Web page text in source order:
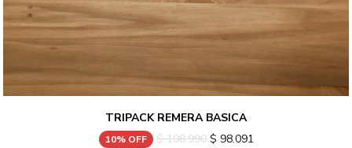
TRIPACK REMERA BASICA
10% OFF $ 108.990$ 98.091